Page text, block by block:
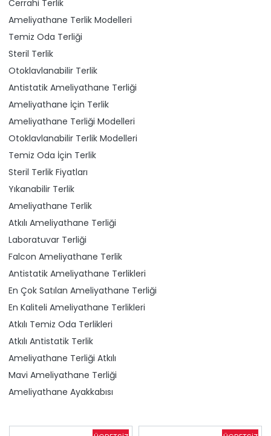
Cerrahi Terlik
Ameliyathane Terlik Modelleri
Temiz Oda Terliği
Steril Terlik
Otoklavlanabilir Terlik
Antistatik Ameliyathane Terliği
Ameliyathane İçin Terlik
Ameliyathane Terliği Modelleri
Otoklavlanabilir Terlik Modelleri
Temiz Oda İçin Terlik
Steril Terlik Fiyatları
Yıkanabilir Terlik
Ameliyathane Terlik
Atkılı Ameliyathane Terliği
Laboratuvar Terliği
Falcon Ameliyathane Terlik
Antistatik Ameliyathane Terlikleri
En Çok Satılan Ameliyathane Terliği
En Kaliteli Ameliyathane Terlikleri
Atkılı Temiz Oda Terlikleri
Atkılı Antistatik Terlik
Ameliyathane Terliği Atkılı
Mavi Ameliyathane Terliği
Ameliyathane Ayakkabısı